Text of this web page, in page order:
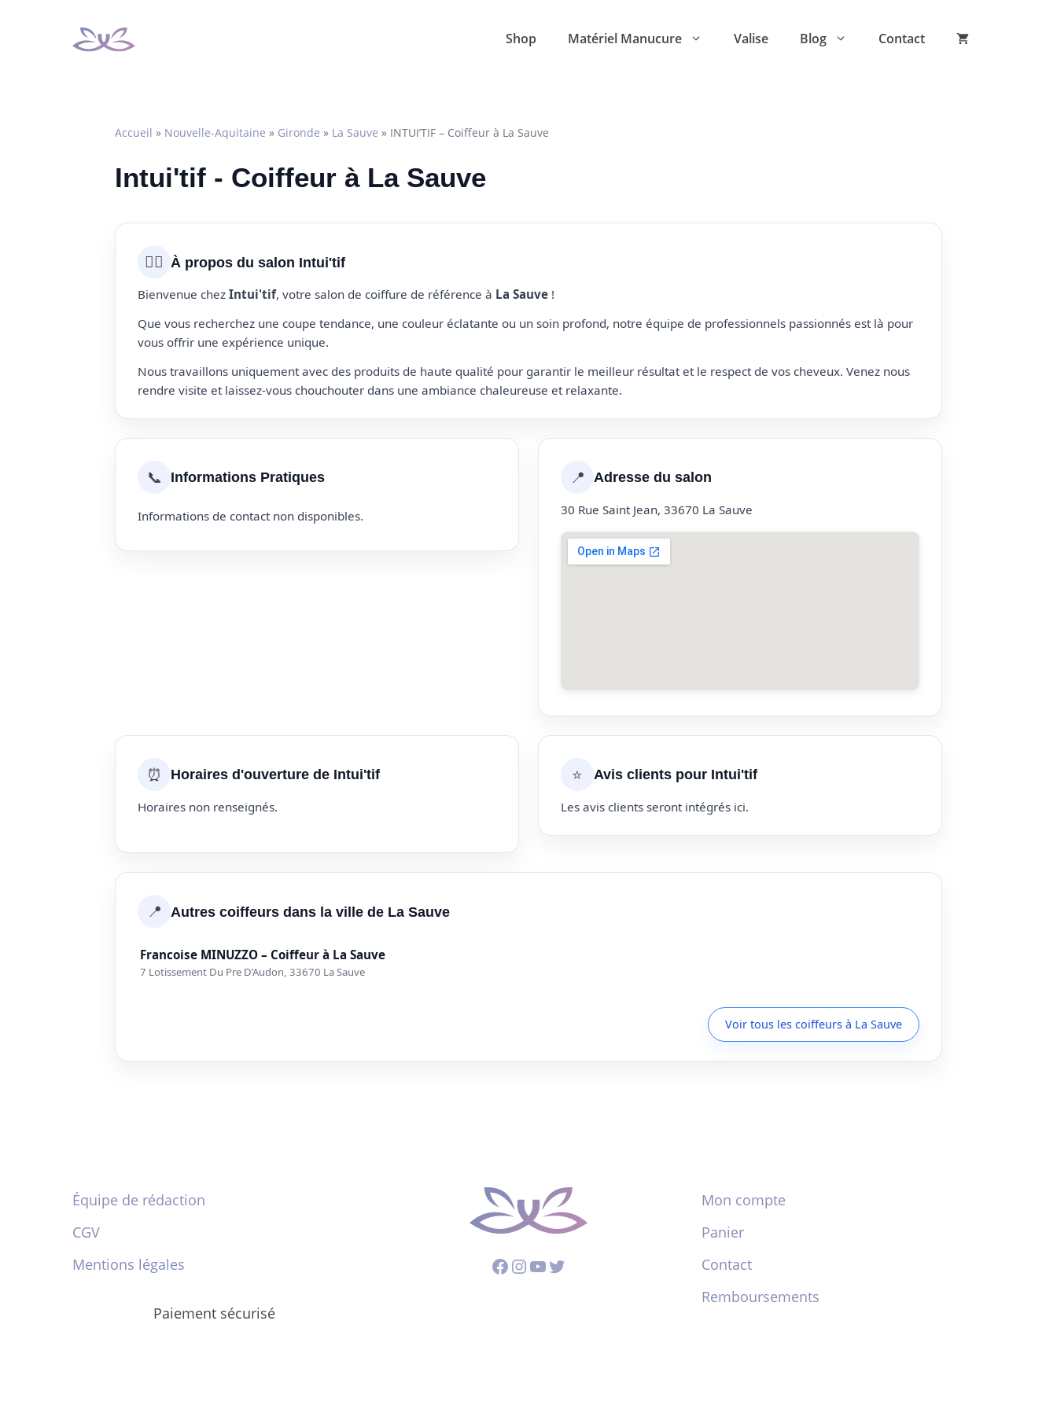
Shop Matériel Manucure Valise Blog Contact
Accueil » Nouvelle-Aquitaine » Gironde » La Sauve » INTUI’TIF – Coiffeur à La Sauve
Intui'tif - Coiffeur à La Sauve
💇‍♀️ À propos du salon Intui'tif
Bienvenue chez Intui'tif, votre salon de coiffure de référence à La Sauve !
Que vous recherchez une coupe tendance, une couleur éclatante ou un soin profond, notre équipe de professionnels passionnés est là pour
vous offrir une expérience unique.
Nous travaillons uniquement avec des produits de haute qualité pour garantir le meilleur résultat et le respect de vos cheveux. Venez nous
rendre visite et laissez-vous chouchouter dans une ambiance chaleureuse et relaxante.
📞 Informations Pratiques
Informations de contact non disponibles.
📍 Adresse du salon
30 Rue Saint Jean, 33670 La Sauve
⏰ Horaires d'ouverture de Intui'tif
Horaires non renseignés.
⭐ Avis clients pour Intui'tif
Les avis clients seront intégrés ici.
📍 Autres coiffeurs dans la ville de La Sauve
Francoise MINUZZO – Coiffeur à La Sauve
7 Lotissement Du Pre D’Audon, 33670 La Sauve
Voir tous les coiffeurs à La Sauve
Équipe de rédaction
CGV
Mentions légales
Paiement sécurisé
Facebook
Instagram
YouTube
Twitter
Mon compte
Panier
Contact
Remboursements